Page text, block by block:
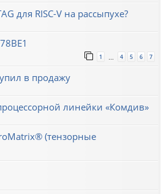
для RISC-V на рассыпухе?
1 4 5 6 7
в продажу
линейки «Комдив»
(тензорные